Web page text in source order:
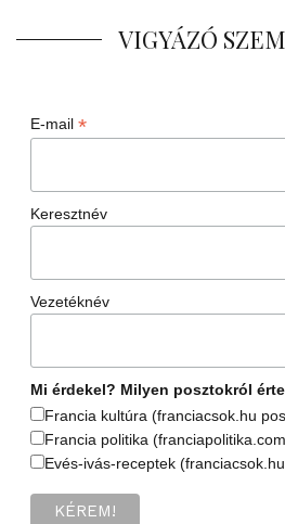
VIGYÁZÓ
E-mail *
Keresztnév
Vezetéknév
Mi érdekel? Milyen posztokról
Francia kultúra (franciacsok.hu
Francia politika
Evés-ivás-receptek